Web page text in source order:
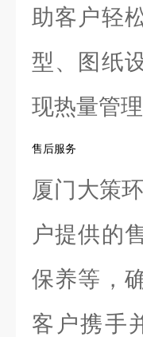
助客户轻
型、图纸
现热量管理
售后服务
厦门大策
户提供的
保养等，
客户携手